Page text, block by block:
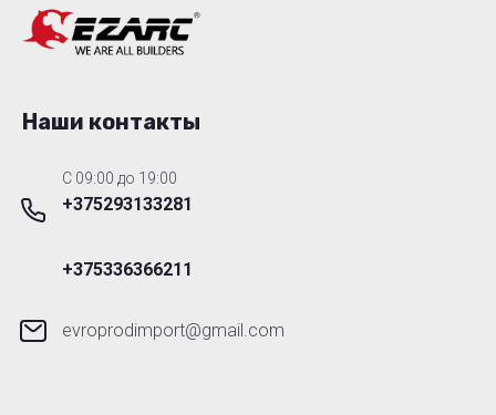
Наши контакты
C 09:00 до 19:00
+375293133281
+375336366211
evroprodimport@gmail.com